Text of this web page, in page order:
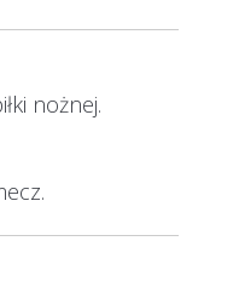
nożnej.